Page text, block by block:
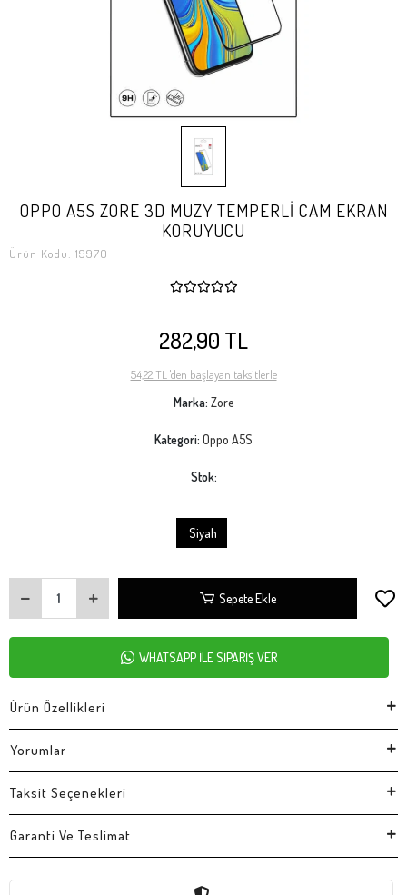
OPPO A5S ZORE 3D MUZY TEMPERLİ CAM EKRAN
KORUYUCU
Ürün Kodu: 19970
282,90 TL
54,22 TL 'den başlayan taksitlerle
Marka: Zore
Kategori: Oppo A5S
Stok:
Siyah
Sepete Ekle
WHATSAPP İLE SİPARİŞ VER
Ürün Özellikleri
Yorumlar
Taksit Seçenekleri
Garanti Ve Teslimat